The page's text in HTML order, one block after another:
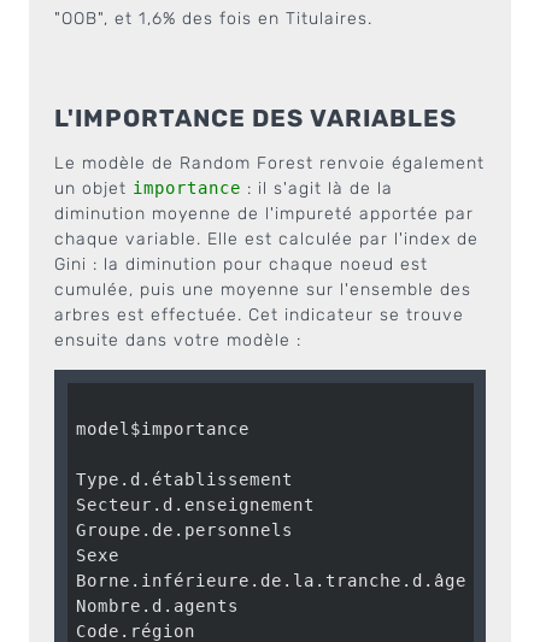
"OOB", et 1,6% des fois en Titulaires.
L'IMPORTANCE DES VARIABLES
Le modèle de Random Forest renvoie également
un objet importance : il s'agit là de la
diminution moyenne de l'impureté apportée par
chaque variable. Elle est calculée par l'index de
Gini : la diminution pour chaque noeud est
cumulée, puis une moyenne sur l'ensemble des
arbres est effectuée. Cet indicateur se trouve
ensuite dans votre modèle :
model$importance
Secteur.d.enseignement